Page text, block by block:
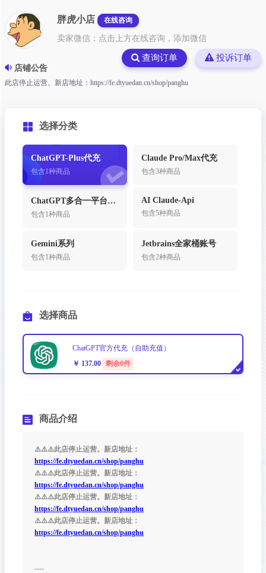
胖虎小店 在线咨询
卖家微信：点击上方在线咨询，添加微信
查询订单 投诉订单
店铺公告
此店停止运营。新店地址：https://fe.dtyuedan.cn/shop/panghu
选择分类
ChatGPT-Plus代充
包含1种商品
Claude Pro/Max代充
包含3种商品
ChatGPT多合一平台（不需要翻墙）
包含1种商品
AI Claude-Api
包含5种商品
Gemini系列
包含1种商品
Jetbrains全家桶账号
包含2种商品
选择商品
ChatGPT官方代充（自助充值）
￥ 137.00 剩余0件
商品介绍
⚠️⚠️⚠️此店停止运营。新店地址：
https://fe.dtyuedan.cn/shop/panghu
⚠️⚠️⚠️此店停止运营。新店地址：
https://fe.dtyuedan.cn/shop/panghu
⚠️⚠️⚠️此店停止运营。新店地址：
https://fe.dtyuedan.cn/shop/panghu
⚠️⚠️⚠️此店停止运营。新店地址：
https://fe.dtyuedan.cn/shop/panghu
----